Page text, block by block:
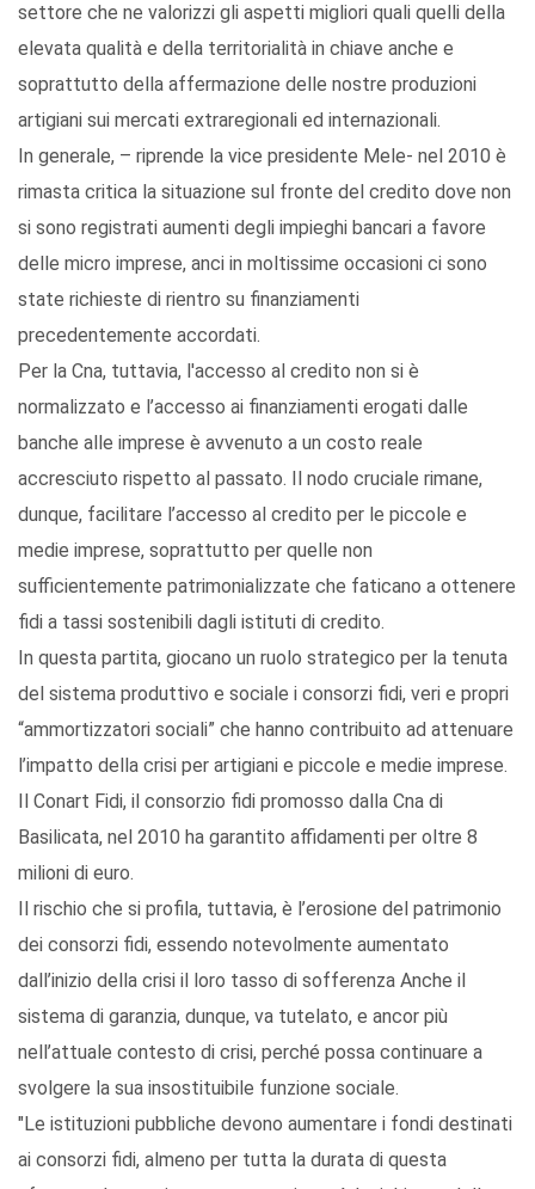
settore che ne valorizzi gli aspetti migliori quali quelli della
elevata qualità e della territorialità in chiave anche e
soprattutto della affermazione delle nostre produzioni
artigiani sui mercati extraregionali ed internazionali.
In generale, – riprende la vice presidente Mele- nel 2010 è
rimasta critica la situazione sul fronte del credito dove non
si sono registrati aumenti degli impieghi bancari a favore
delle micro imprese, anci in moltissime occasioni ci sono
state richieste di rientro su finanziamenti
precedentemente accordati.
Per la Cna, tuttavia, l'accesso al credito non si è
normalizzato e l’accesso ai finanziamenti erogati dalle
banche alle imprese è avvenuto a un costo reale
accresciuto rispetto al passato. Il nodo cruciale rimane,
dunque, facilitare l’accesso al credito per le piccole e
medie imprese, soprattutto per quelle non
sufficientemente patrimonializzate che faticano a ottenere
fidi a tassi sostenibili dagli istituti di credito.
In questa partita, giocano un ruolo strategico per la tenuta
del sistema produttivo e sociale i consorzi fidi, veri e propri
“ammortizzatori sociali” che hanno contribuito ad attenuare
l’impatto della crisi per artigiani e piccole e medie imprese.
Il Conart Fidi, il consorzio fidi promosso dalla Cna di
Basilicata, nel 2010 ha garantito affidamenti per oltre 8
milioni di euro.
Il rischio che si profila, tuttavia, è l’erosione del patrimonio
dei consorzi fidi, essendo notevolmente aumentato
dall’inizio della crisi il loro tasso di sofferenza Anche il
sistema di garanzia, dunque, va tutelato, e ancor più
nell’attuale contesto di crisi, perché possa continuare a
svolgere la sua insostituibile funzione sociale.
"Le istituzioni pubbliche devono aumentare i fondi destinati
ai consorzi fidi, almeno per tutta la durata di questa